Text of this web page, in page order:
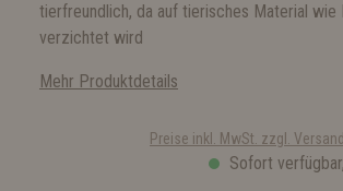
tierfreundlich, da auf tierisches Material wie
verzichtet wird
Mehr Produktdetails
Preise inkl. MwSt. zzgl.
Sofort